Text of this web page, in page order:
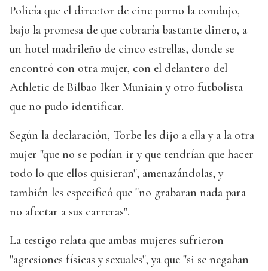
Policía que el director de cine porno la condujo,
bajo la promesa de que cobraría bastante dinero, a
un hotel madrileño de cinco estrellas, donde se
encontró con otra mujer, con el delantero del
Athletic de Bilbao Iker Muniain y otro futbolista
que no pudo identificar.
Según la declaración, Torbe les dijo a ella y a la otra
mujer "que no se podían ir y que tendrían que hacer
todo lo que ellos quisieran", amenazándolas, y
también les especificó que "no grabaran nada para
no afectar a sus carreras".
La testigo relata que ambas mujeres sufrieron
"agresiones físicas y sexuales", ya que "si se negaban